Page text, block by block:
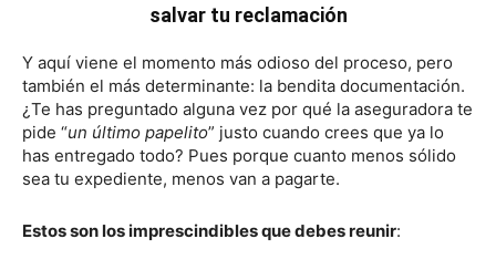
salvar tu reclamación
Y aquí viene el momento más odioso del proceso, pero
también el más determinante: la bendita documentación.
¿Te has preguntado alguna vez por qué la aseguradora te
pide “un último papelito” justo cuando crees que ya lo
has entregado todo? Pues porque cuanto menos sólido
sea tu expediente, menos van a pagarte.
Estos son los imprescindibles que debes reunir: